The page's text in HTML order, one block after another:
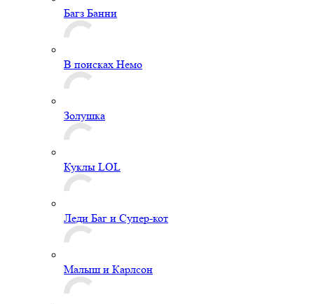
Багз Банни
В поисках Немо
Золушка
Куклы LOL
Леди Баг и Супер-кот
Малыш и Карлсон